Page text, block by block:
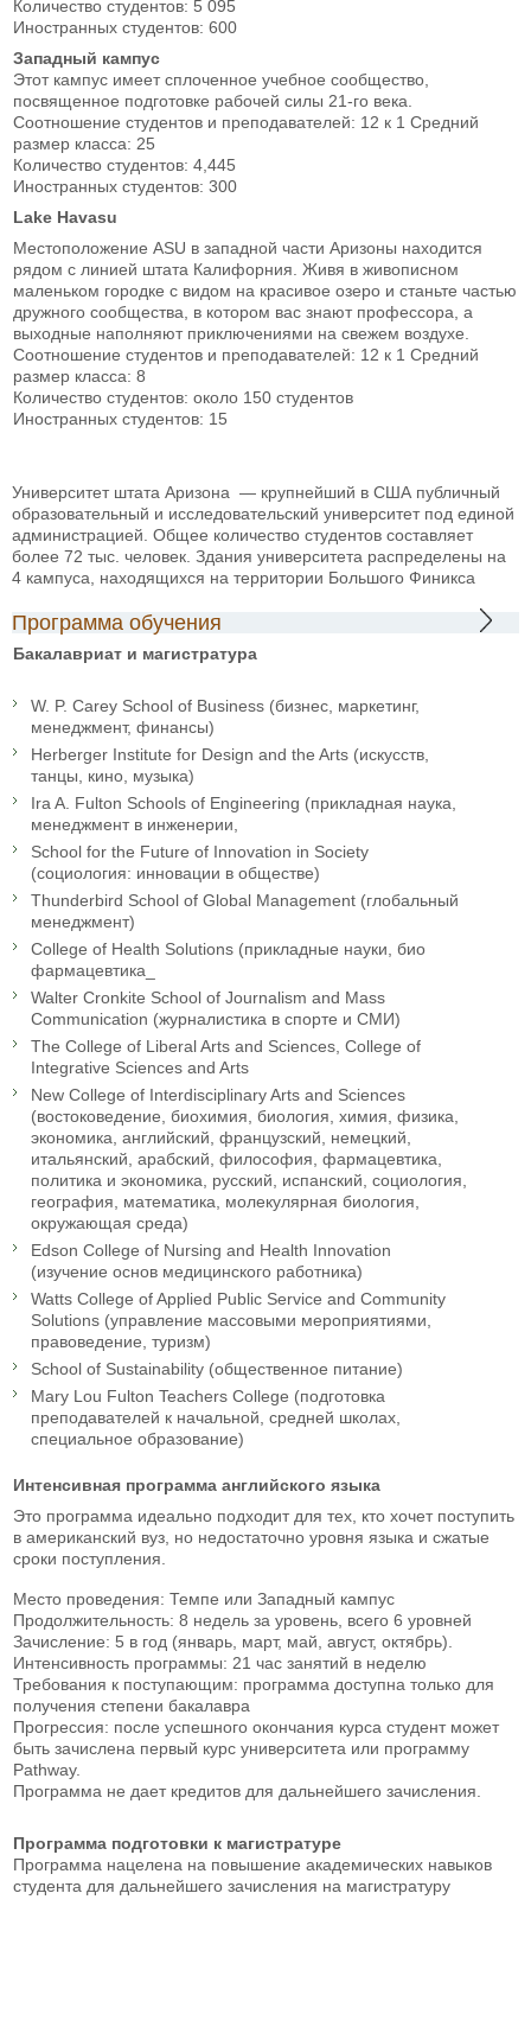
Количество студентов: 5 095
Иностранных студентов: 600
Западный кампус
Этот кампус имеет сплоченное учебное сообщество,
посвященное подготовке рабочей силы 21-го века.
Соотношение студентов и преподавателей: 12 к 1 Средний
размер класса: 25
Количество студентов: 4,445
Иностранных студентов: 300
Lake Havasu
Местоположение ASU в западной части Аризоны находится
рядом с линией штата Калифорния. Живя в живописном
маленьком городке с видом на красивое озеро и станьте частью
дружного сообщества, в котором вас знают профессора, а
выходные наполняют приключениями на свежем воздухе.
Соотношение студентов и преподавателей: 12 к 1 Средний
размер класса: 8
Количество студентов: около 150 студентов
Иностранных студентов: 15
Университет штата Аризона — крупнейший в США публичный
образовательный и исследовательский университет под единой
администрацией. Общее количество студентов составляет
более 72 тыс. человек. Здания университета распределены на
4 кампуса, находящихся на территории Большого Финикса
Программа обучения
Бакалавриат и магистратура
W. P. Carey School of Business (бизнес, маркетинг,
менеджмент, финансы)
Herberger Institute for Design and the Arts (искусств,
танцы, кино, музыка)
Ira A. Fulton Schools of Engineering (прикладная наука,
менеджмент в инженерии,
School for the Future of Innovation in Society
(социология: инновации в обществе)
Thunderbird School of Global Management (глобальный
менеджмент)
College of Health Solutions (прикладные науки, био
фармацевтика_
Walter Cronkite School of Journalism and Mass
Communication (журналистика в спорте и СМИ)
The College of Liberal Arts and Sciences, College of
Integrative Sciences and Arts
New College of Interdisciplinary Arts and Sciences
(востоковедение, биохимия, биология, химия, физика,
экономика, английский, французский, немецкий,
итальянский, арабский, философия, фармацевтика,
политика и экономика, русский, испанский, социология,
география, математика, молекулярная биология,
окружающая среда)
Edson College of Nursing and Health Innovation
(изучение основ медицинского работника)
Watts College of Applied Public Service and Community
Solutions (управление массовыми мероприятиями,
правоведение, туризм)
School of Sustainability (общественное питание)
Mary Lou Fulton Teachers College (подготовка
преподавателей к начальной, средней школах,
специальное образование)
Интенсивная программа английского языка
Это программа идеально подходит для тех, кто хочет поступить
в американский вуз, но недостаточно уровня языка и сжатые
сроки поступления.
Место проведения: Темпе или Западный кампус
Продолжительность: 8 недель за уровень, всего 6 уровней
Зачисление: 5 в год (январь, март, май, август, октябрь).
Интенсивность программы: 21 час занятий в неделю
Требования к поступающим: программа доступна только для
получения степени бакалавра
Прогрессия: после успешного окончания курса студент может
быть зачислена первый курс университета или программу
Pathway.
Программа не дает кредитов для дальнейшего зачисления.
Программа подготовки к магистратуре
Программа нацелена на повышение академических навыков
студента для дальнейшего зачисления на магистратуру